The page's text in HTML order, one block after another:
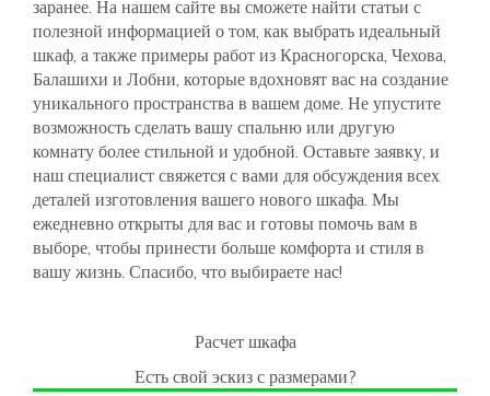
В детскую комнату
Рaдиусные решения
Современные направления
заранее. На нашем сайте вы сможете найти статьи с
полезной информацией о том, как выбрать идеальный
шкаф, а также примеры работ из Красногорска, Чехова,
Балашихи и Лобни, которые вдохновят вас на создание
уникального пространства в вашем доме. Не упустите
возможность сделать вашу спальню или другую
комнату более стильной и удобной. Оставьте заявку, и
наш специалист свяжется с вами для обсуждения всех
деталей изготовления вашего нового шкафа. Мы
ежедневно открыты для вас и готовы помочь вам в
выборе, чтобы принести больше комфорта и стиля в
вашу жизнь. Спасибо, что выбираете нас!
Расчет шкафа
Есть свой эскиз с размерами?